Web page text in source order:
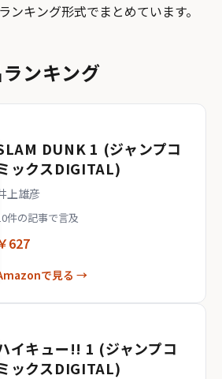
ンキング形式でまとめています。
ンキング
DUNK 1 (ジャンプコ
ックスDIGITAL)
上雄彦
件の記事で言及
627
で見る →
イキュー!! 1 (ジャンプコ
ックスDIGITAL)